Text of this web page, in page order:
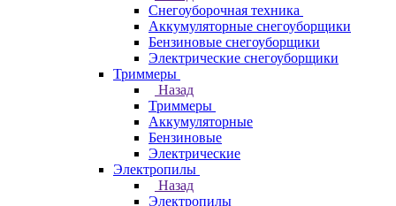
Снегоуборочная техника
Аккумуляторные снегоуборщики
Бензиновые снегоуборщики
Электрические снегоуборщики
Триммеры
Назад
Триммеры
Аккумуляторные
Бензиновые
Электрические
Электропилы
Назад
Электропилы